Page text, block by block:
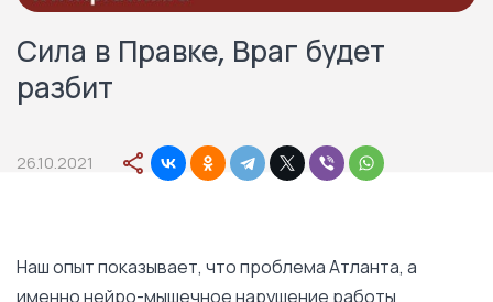
Сила в Правке, Враг будет
разбит
26.10.2021
Наш опыт показывает, что проблема Атланта, а
именно нейро-мышечное нарушение работы